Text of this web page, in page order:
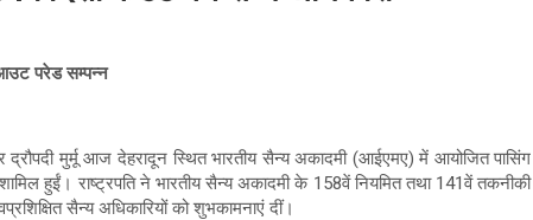
आउट परेड सम्पन्न
मुर्मू आज देहरादून स्थित भारतीय सैन्य अकादमी (आईएमए) में आयोजित पासिंग
हुईं। राष्ट्रपति ने भारतीय सैन्य अकादमी के 158वें नियमित तथा 141वें तकनीकी
सैन्य अधिकारियों को शुभकामनाएं दीं।